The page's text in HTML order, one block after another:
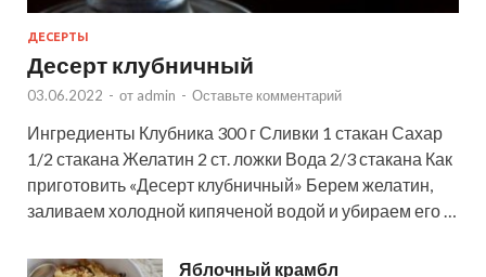
ДЕСЕРТЫ
Десерт клубничный
03.06.2022 - от admin - Оставьте комментарий
Ингредиенты Клубника 300 г Сливки 1 стакан Сахар
1/2 стакана Желатин 2 ст. ложки Вода 2/3 стакана Как
приготовить «Десерт клубничный» Берем желатин,
заливаем холодной кипяченой водой и убираем его …
Яблочный крамбл